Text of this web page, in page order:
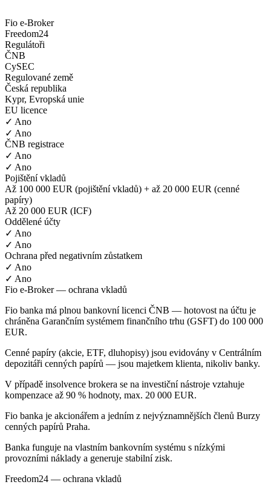
Fio e-Broker
Freedom24
Regulátoři
ČNB
CySEC
Regulované země
Česká republika
Kypr, Evropská unie
EU licence
✓ Ano
✓ Ano
ČNB registrace
✓ Ano
✓ Ano
Pojištění vkladů
Až 100 000 EUR (pojištění vkladů) + až 20 000 EUR (cenné
papíry)
Až 20 000 EUR (ICF)
Oddělené účty
✓ Ano
✓ Ano
Ochrana před negativním zůstatkem
✓ Ano
✓ Ano
Fio e-Broker — ochrana vkladů
Fio banka má plnou bankovní licenci ČNB — hotovost na účtu je
chráněna Garančním systémem finančního trhu (GSFT) do 100 000
EUR.
Cenné papíry (akcie, ETF, dluhopisy) jsou evidovány v Centrálním
depozitáři cenných papírů — jsou majetkem klienta, nikoliv banky.
V případě insolvence brokera se na investiční nástroje vztahuje
kompenzace až 90 % hodnoty, max. 20 000 EUR.
Fio banka je akcionářem a jedním z nejvýznamnějších členů Burzy
cenných papírů Praha.
Banka funguje na vlastním bankovním systému s nízkými
provozními náklady a generuje stabilní zisk.
Freedom24 — ochrana vkladů